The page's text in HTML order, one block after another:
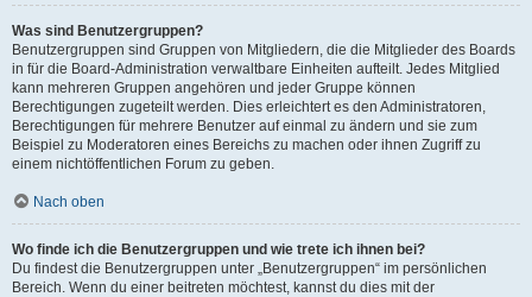
Was sind Benutzergruppen?
Benutzergruppen sind Gruppen von Mitgliedern, die die Mitglieder des Boards
in für die Board-Administration verwaltbare Einheiten aufteilt. Jedes Mitglied
kann mehreren Gruppen angehören und jeder Gruppe können
Berechtigungen zugeteilt werden. Dies erleichtert es den Administratoren,
Berechtigungen für mehrere Benutzer auf einmal zu ändern und sie zum
Beispiel zu Moderatoren eines Bereichs zu machen oder ihnen Zugriff zu
einem nichtöffentlichen Forum zu geben.
Nach oben
Wo finde ich die Benutzergruppen und wie trete ich ihnen bei?
Du findest die Benutzergruppen unter „Benutzergruppen“ im persönlichen
Bereich. Wenn du einer beitreten möchtest, kannst du dies mit der